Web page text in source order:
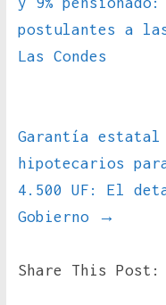
postulantes a
Las Condes
Garantía estatal
hipotecarios
4.500 UF: El
Gobierno
→
Share This Post: